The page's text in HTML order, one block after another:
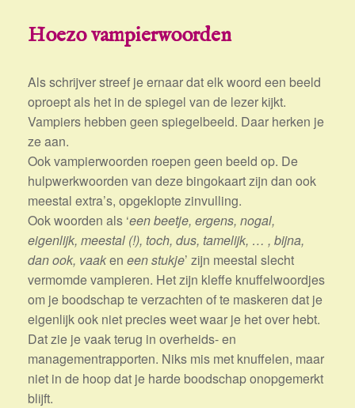
Hoezo vampierwoorden
Als schrijver streef je ernaar dat elk woord een beeld
oproept als het in de spiegel van de lezer kijkt.
Vampiers hebben geen spiegelbeeld. Daar herken je
ze aan.
Ook vampierwoorden roepen geen beeld op. De
hulpwerkwoorden van deze bingokaart zijn dan ook
meestal extra’s, opgeklopte zinvulling.
Ook woorden als ‘een beetje, ergens, nogal,
eigenlijk, meestal (!), toch, dus, tamelijk, … , bijna,
dan ook, vaaken een stukje’ zijn meestal slecht
vermomde vampieren. Het zijn kleffe knuffelwoordjes
om je boodschap te verzachten of te maskeren dat je
eigenlijk ook niet precies weet waar je het over hebt.
Dat zie je vaak terug in overheids- en
managementrapporten. Niks mis met knuffelen, maar
niet in de hoop dat je harde boodschap onopgemerkt
blijft.